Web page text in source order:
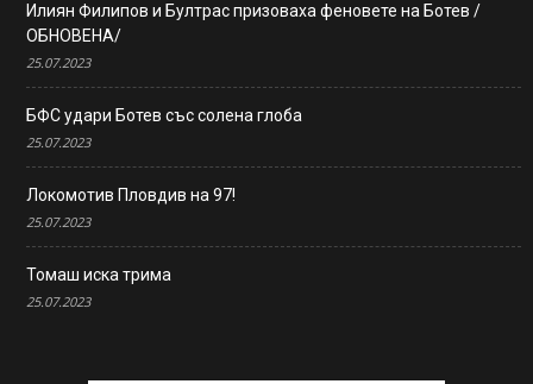
Илиян Филипов и Бултрас призоваха феновете на Ботев /
ОБНОВЕНА/
25.07.2023
БФС удари Ботев със солена глоба
25.07.2023
Локомотив Пловдив на 97!
25.07.2023
Томаш иска трима
25.07.2023